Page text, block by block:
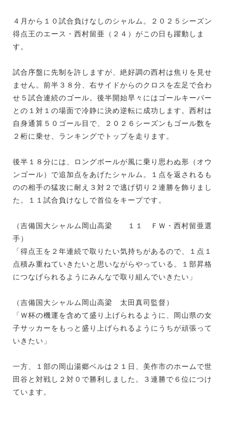
４月から１０試合負けなしのシャルム。２０２５シーズン
得点王のエース・西村留亜（２４）がこの日も躍動しま
す。
試合序盤に先制を許しますが、絶好調の西村は焦りを見せ
ません。前半３８分、右サイドからのクロスを左足で合わ
せ５試合連続のゴール。後半開始早々にはゴールキーパー
との１対１の場面で冷静に決め逆転に成功します。西村は
自身通算５０ゴール目で、２０２６シーズンもゴール数を
２桁に乗せ、ランキングでトップを走ります。
後半１８分には、ロングボールが風に乗り思わぬ形（オウ
ンゴール）で追加点をあげたシャルム。１点を返されるも
のの相手の猛攻に耐え３対２で逃げ切り２連勝を飾りまし
た。１１試合負けなしで首位をキープです。
（吉備国大シャルム岡山高梁 １１ ＦＷ・西村留亜選
手）
「得点王を２年連続で取りたい気持ちがあるので、１点１
点積み重ねていきたいと思いながらやっている。１部昇格
につなげられるようにみんなで取り組んでいきたい」
（吉備国大シャルム岡山高梁 太田真司監督）
「Ｗ杯の機運を含めて盛り上げられるように、岡山県の女
子サッカーをもっと盛り上げられるようにうちが頑張って
いきたい」
一方、１部の岡山湯郷ベルは２１日、美作市のホームで世
田谷と対戦し２対０で勝利しました。３連勝で６位につけ
ています。